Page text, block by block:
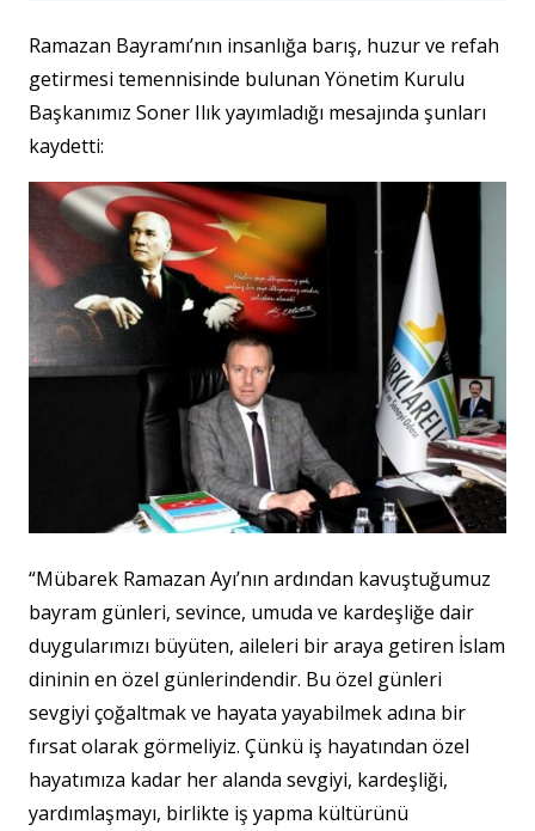
Ramazan Bayramı’nın insanlığa barış, huzur ve refah
getirmesi temennisinde bulunan Yönetim Kurulu
Başkanımız Soner Ilık yayımladığı mesajında şunları
kaydetti:
“Mübarek Ramazan Ayı’nın ardından kavuştuğumuz
bayram günleri, sevince, umuda ve kardeşliğe dair
duygularımızı büyüten, aileleri bir araya getiren İslam
dininin en özel günlerindendir. Bu özel günleri
sevgiyi çoğaltmak ve hayata yayabilmek adına bir
fırsat olarak görmeliyiz. Çünkü iş hayatından özel
hayatımıza kadar her alanda sevgiyi, kardeşliği,
yardımlaşmayı, birlikte iş yapma kültürünü